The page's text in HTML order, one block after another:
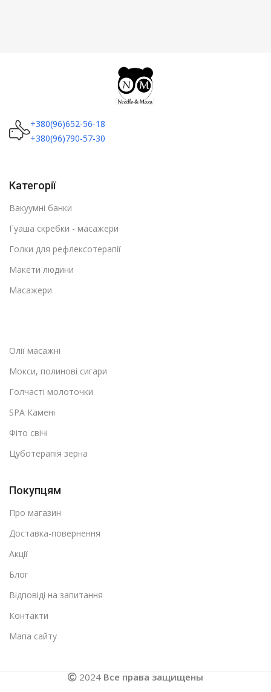
+380(96)652-56-18
+380(96)790-57-30
Категорії
Вакуумні банки
Гуаша скребки - масажери
Голки для рефлексотерапії
Макети людини
Масажери
Олії масажні
Мокси, полинові сигари
Голчасті молоточки
SPA Камені
Фіто свічі
Цуботерапія зерна
Покупцям
Про магазин
Доставка-повернення
Акції
Блог
Відповіді на запитання
Контакти
Мапа сайту
2024 Все права защищены